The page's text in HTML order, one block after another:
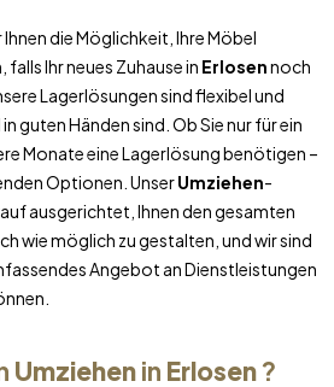
die Möglichkeit, Ihre Möbel
Ihr neues Zuhause in Erlosennoch
Lagerlösungen sind flexibel und
guten Händen sind. Ob Sie nur für ein
Monate eine Lagerlösung benötigen –
Optionen. UnserUmziehen-
ausgerichtet, Ihnen den gesamten
wie möglich zu gestalten, und wir sind
Angebot an Dienstleistungen
Umziehenin Erlosen?